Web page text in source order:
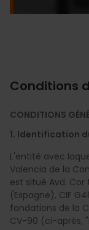
Conditions
CONDITIONS
1. Identification
L'entité avec
Valencia de la
est situé Avd. Cor
(Espagne), CIF
fondations de la
CV-90 (ci-après,